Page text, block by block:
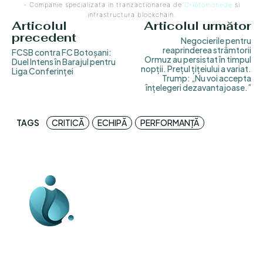
- Companie specializata in tranzactionarea de Criptomonede si
infrastructura blockchain.
Articolul
precedent
FCSB contra FC Botoșani:
Duel Intens în Barajul pentru
Liga Conferinței
Articolul următor
Negocierile pentru
reaprinderea strâmtorii
Ormuz au persistat în timpul
nopții. Prețul țițeiului a variat.
Trump: „Nu voi accepta
înțelegeri dezavantajoase.”
TAGS CRITICĂ ECHIPĂ PERFORMANȚĂ